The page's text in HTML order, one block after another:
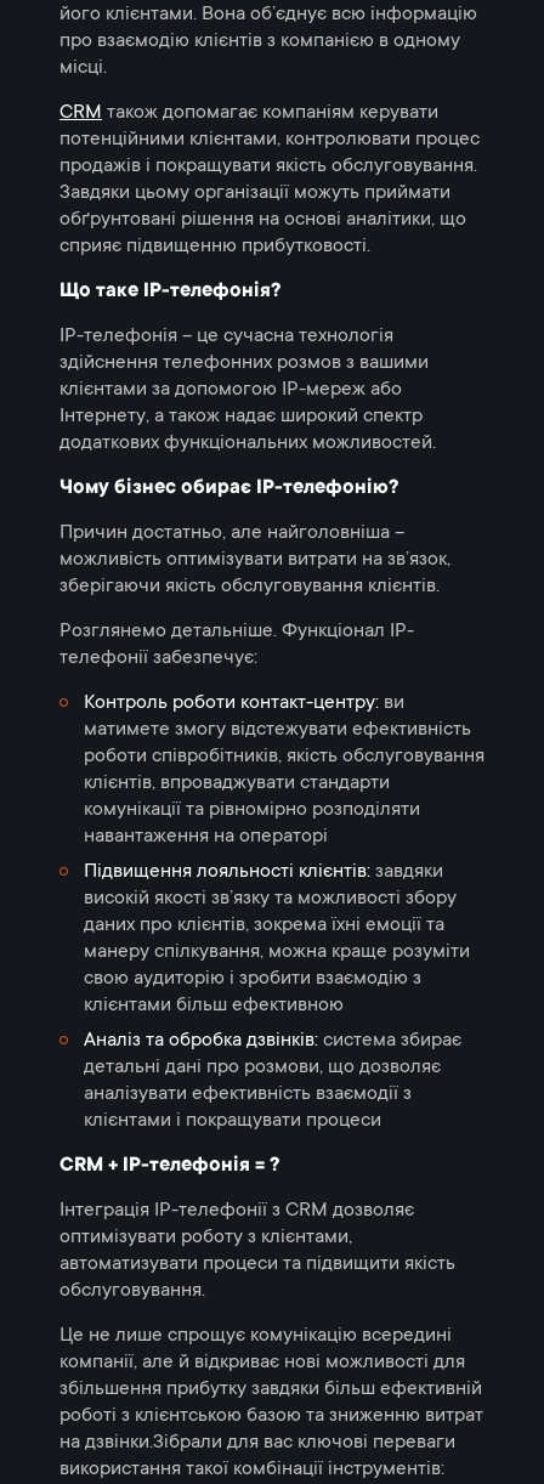
його клієнтами. Вона об’єднує всю інформацію
про взаємодію клієнтів з компанією в одному
місці.
CRM також допомагає компаніям керувати
потенційними клієнтами, контролювати процес
продажів і покращувати якість обслуговування.
Завдяки цьому організації можуть приймати
обґрунтовані рішення на основі аналітики, що
сприяє підвищенню прибутковості.
Що таке IP-телефонія?
IP-телефонія – це сучасна технологія
здійснення телефонних розмов з вашими
клієнтами за допомогою IP-мереж або
Інтернету, а також надає широкий спектр
додаткових функціональних можливостей.
Чому бізнес обирає IP-телефонію?
Причин достатньо, але найголовніша –
можливість оптимізувати витрати на зв’язок,
зберігаючи якість обслуговування клієнтів.
Розглянемо детальніше. Функціонал IP-
телефонії забезпечує:
Контроль роботи контакт-центру: ви
матимете змогу відстежувати ефективність
роботи співробітників, якість обслуговування
клієнтів, впроваджувати стандарти
комунікації та рівномірно розподіляти
навантаження на операторі
Підвищення лояльності клієнтів: завдяки
високій якості зв’язку та можливості збору
даних про клієнтів, зокрема їхні емоції та
манеру спілкування, можна краще розуміти
свою аудиторію і зробити взаємодію з
клієнтами більш ефективною
Аналіз та обробка дзвінків: система збирає
детальні дані про розмови, що дозволяє
аналізувати ефективність взаємодії з
клієнтами і покращувати процеси
CRM + IP-телефонія = ?
Інтеграція IP-телефонії з CRM дозволяє
оптимізувати роботу з клієнтами,
автоматизувати процеси та підвищити якість
обслуговування.
Це не лише спрощує комунікацію всередині
компанії, але й відкриває нові можливості для
збільшення прибутку завдяки більш ефективній
роботі з клієнтською базою та зниженню витрат
на дзвінки.Зібрали для вас ключові переваги
використання такої комбінації інструментів: